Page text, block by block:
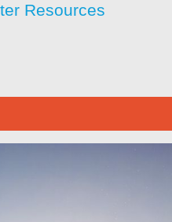
Resources